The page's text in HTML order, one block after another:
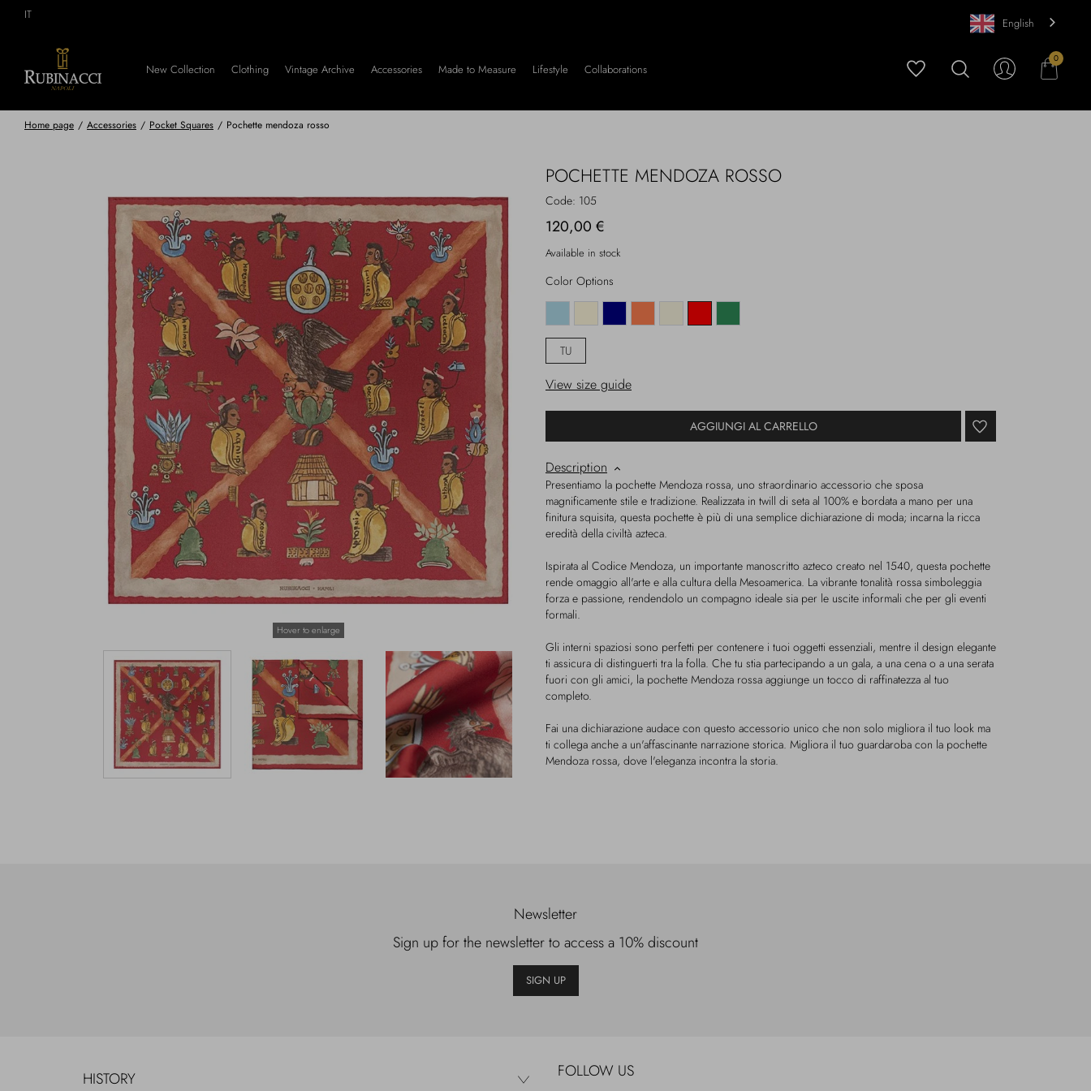
IT
English
New Collection Clothing Vintage Archive Accessories Made to Measure Lifestyle Collaborations
0
Home page / Accessories / Pocket Squares / Pochette mendoza rosso
Hover to enlarge
POCHETTE MENDOZA ROSSO
Code: 105
120,00 €
Available in stock
Color Options
TU
View size guide
AGGIUNGI AL CARRELLO
Description
Presentiamo la pochette Mendoza rossa, uno straordinario accessorio che sposa
magnificamente stile e tradizione. Realizzata in twill di seta al 100% e bordata a mano per una
finitura squisita, questa pochette è più di una semplice dichiarazione di moda; incarna la ricca
eredità della civiltà azteca.
Ispirata al Codice Mendoza, un importante manoscritto azteco creato nel 1540, questa pochette
rende omaggio all'arte e alla cultura della Mesoamerica. La vibrante tonalità rossa simboleggia
forza e passione, rendendolo un compagno ideale sia per le uscite informali che per gli eventi
formali.
Gli interni spaziosi sono perfetti per contenere i tuoi oggetti essenziali, mentre il design elegante
ti assicura di distinguerti tra la folla. Che tu stia partecipando a un gala, a una cena o a una serata
fuori con gli amici, la pochette Mendoza rossa aggiunge un tocco di raffinatezza al tuo
completo.
Fai una dichiarazione audace con questo accessorio unico che non solo migliora il tuo look ma
ti collega anche a un'affascinante narrazione storica. Migliora il tuo guardaroba con la pochette
Mendoza rossa, dove l'eleganza incontra la storia.
Newsletter
Sign up for the newsletter to access a 10% discount
SIGN UP
HISTORY FOLLOW US